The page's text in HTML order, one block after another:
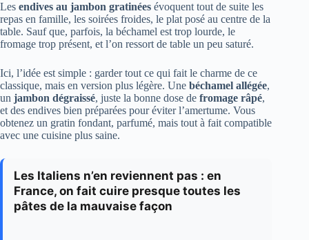
Les endives au jambon gratinées évoquent tout de suite les
repas en famille, les soirées froides, le plat posé au centre de la
table. Sauf que, parfois, la béchamel est trop lourde, le
fromage trop présent, et l’on ressort de table un peu saturé.
Ici, l’idée est simple : garder tout ce qui fait le charme de ce
classique, mais en version plus légère. Une béchamel allégée,
un jambon dégraissé, juste la bonne dose de fromage râpé,
et des endives bien préparées pour éviter l’amertume. Vous
obtenez un gratin fondant, parfumé, mais tout à fait compatible
avec une cuisine plus saine.
Les Italiens n’en reviennent pas : en
France, on fait cuire presque toutes les
pâtes de la mauvaise façon